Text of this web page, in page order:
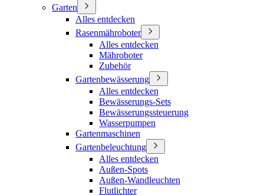
Garten
Alles entdecken
Rasenmähroboter
Alles entdecken
Mähroboter
Zubehör
Gartenbewässerung
Alles entdecken
Bewässerungs-Sets
Bewässerungssteuerung
Wasserpumpen
Gartenmaschinen
Gartenbeleuchtung
Alles entdecken
Außen-Spots
Außen-Wandleuchten
Flutlichter